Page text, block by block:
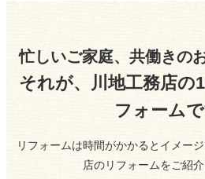
冬支度
【告知】2024年11月30日
の受付を終了します。
忙しいご家庭、共働きの
それが、川地工務店の
フォームで
リフォームは時間がかかるとイメー
店のリフォームをご紹介